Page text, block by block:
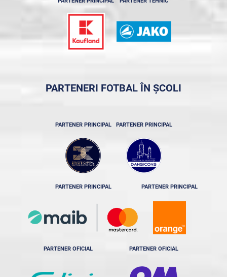
PARTENERI FOTBAL ÎN ȘCOLI
PARTENER PRINCIPAL PARTENER PRINCIPAL
PARTENER PRINCIPAL PARTENER PRINCIPAL
PARTENER OFICIAL PARTENER OFICIAL